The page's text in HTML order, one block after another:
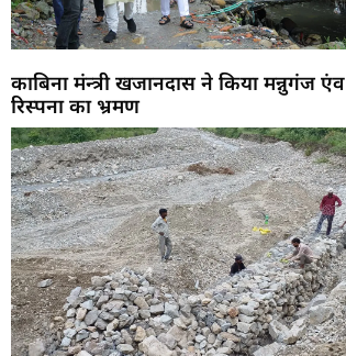
काबिना मंन्त्री खजानदास ने किया मन्नुगंज एंव
रिस्पना का भ्रमण